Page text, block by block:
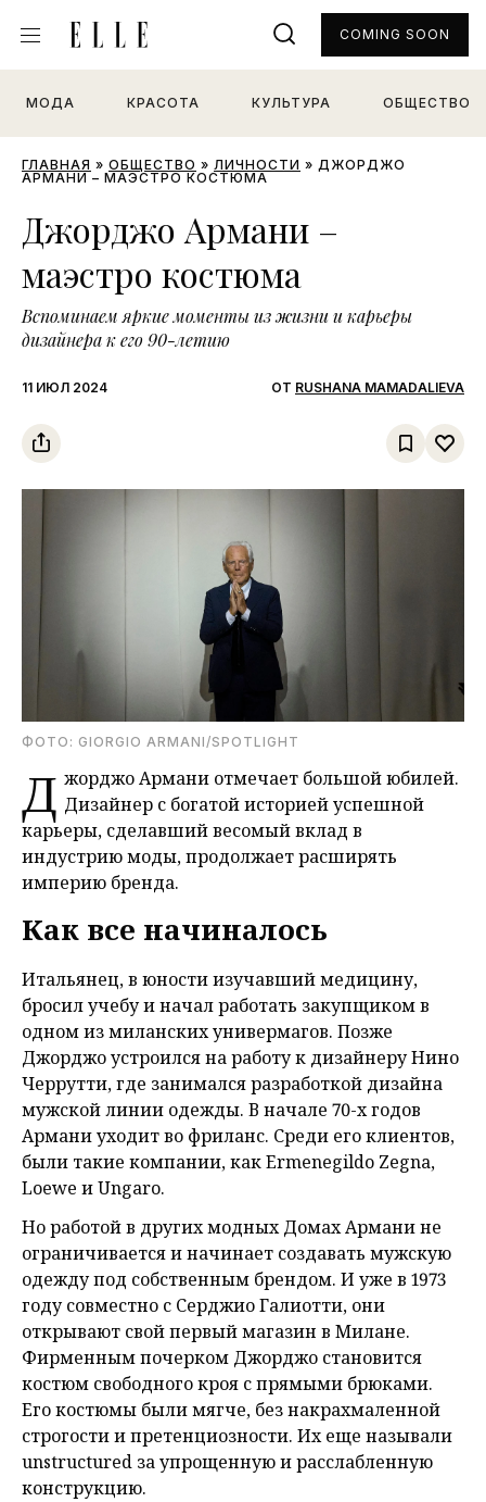
МОДА КРАСОТА КУЛЬТУРА ОБЩЕСТВО
COMING SOON
ГЛАВНАЯ » ОБЩЕСТВО » ЛИЧНОСТИ » ДЖОРДЖО
АРМАНИ – МАЭСТРО КОСТЮМА
Джорджо Армани –
маэстро костюма
Вспоминаем яркие моменты из жизни и карьеры
дизайнера к его 90-летию
11 ИЮЛ 2024 ОТ RUSHANA MAMADALIEVA
ФОТО: GIORGIO ARMANI/SPOTLIGHT
Д жорджо Армани отмечает большой юбилей.
Дизайнер с богатой историей успешной
карьеры, сделавший весомый вклад в
индустрию моды, продолжает расширять
империю бренда.
Как все начиналось
Итальянец, в юности изучавший медицину,
бросил учебу и начал работать закупщиком в
одном из миланских универмагов. Позже
Джорджо устроился на работу к дизайнеру Нино
Черрутти, где занимался разработкой дизайна
мужской линии одежды. В начале 70-х годов
Армани уходит во фриланс. Среди его клиентов,
были такие компании, как Ermenegildo Zegna,
Loewe и Ungaro.
Но работой в других модных Домах Армани не
ограничивается и начинает создавать мужскую
одежду под собственным брендом. И уже в 1973
году совместно с Серджио Галиотти, они
открывают свой первый магазин в Милане.
Фирменным почерком Джорджо становится
костюм свободного кроя с прямыми брюками.
Его костюмы были мягче, без накрахмаленной
строгости и претенциозности. Их еще называли
unstructured за упрощенную и расслабленную
конструкцию.